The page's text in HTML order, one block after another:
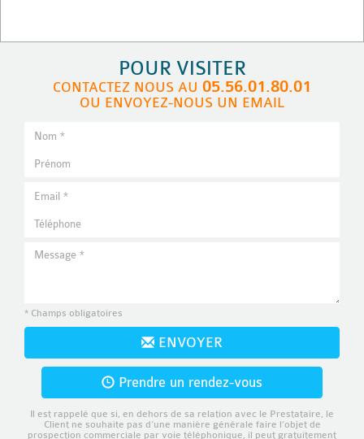
POUR VISITER
CONTACTEZ NOUS AU 05.56.01.80.01
OU ENVOYEZ-NOUS UN EMAIL
* Champs obligatoires
ENVOYER
Prendre un rendez-vous
Il est rappelé que si, en dehors de sa relation avec le Prestataire, le
Client ne souhaite pas d’une manière générale faire l’objet de
prospection commerciale par voie téléphonique, il peut gratuitement